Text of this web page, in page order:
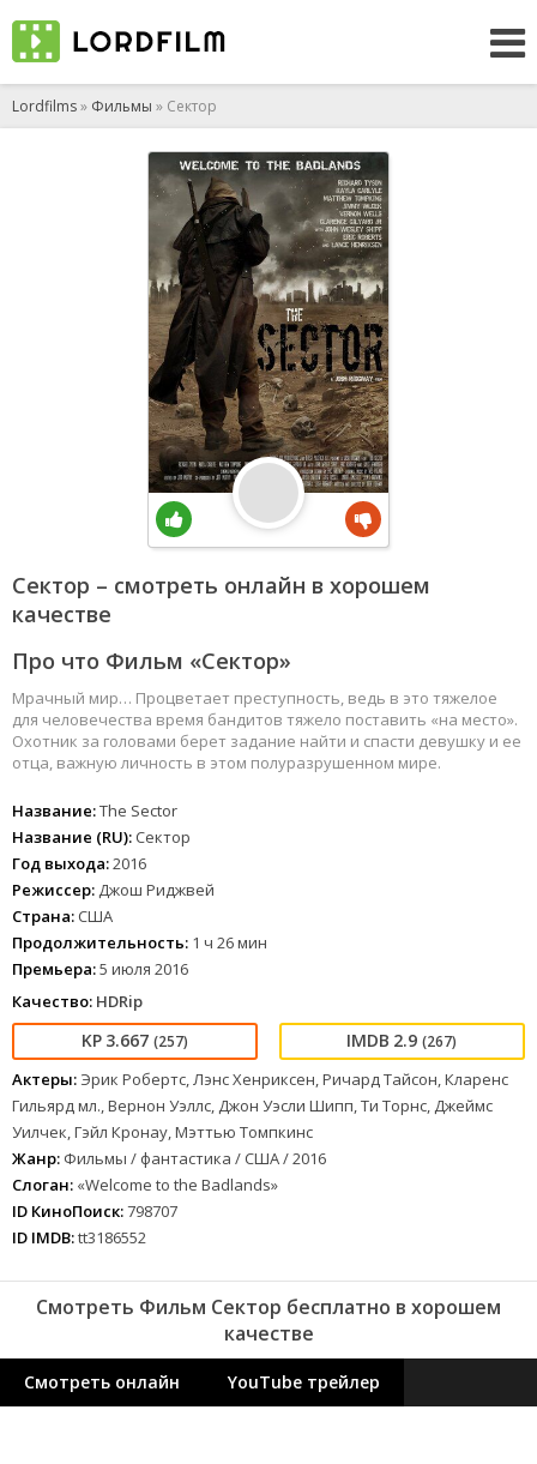
Lordfilms» Фильмы » Сектор
Сектор – смотреть онлайн в хорошем
качестве
Про что Фильм «Сектор»
Мрачный мир… Процветает преступность, ведь в это тяжелое
для человечества время бандитов тяжело поставить «на место».
Охотник за головами берет задание найти и спасти девушку и ее
отца, важную личность в этом полуразрушенном мире.
Название:The Sector
Название (RU): Сектор
Год выхода:2016
Режиссер: Джош Риджвей
Страна: США
Продолжительность: 1 ч 26 мин
Премьера:5 июля 2016
Качество: HDRip
3.667 (257) 2.9 (267)
Актеры: Эрик Робертс, Лэнс Хенриксен, Ричард Тайсон, Кларенс
Гильярд мл., Вернон Уэллс, Джон Уэсли Шипп, Ти Торнс, Джеймс
Уилчек, Гэйл Кронау, Мэттью Томпкинс
Жанр: Фильмы / фантастика / США / 2016
Слоган: «Welcome to the Badlands»
ID КиноПоиск:798707
ID IMDB:tt3186552
Смотреть Фильм Сектор бесплатно в хорошем
качестве
Смотреть онлайн YouTube трейлер